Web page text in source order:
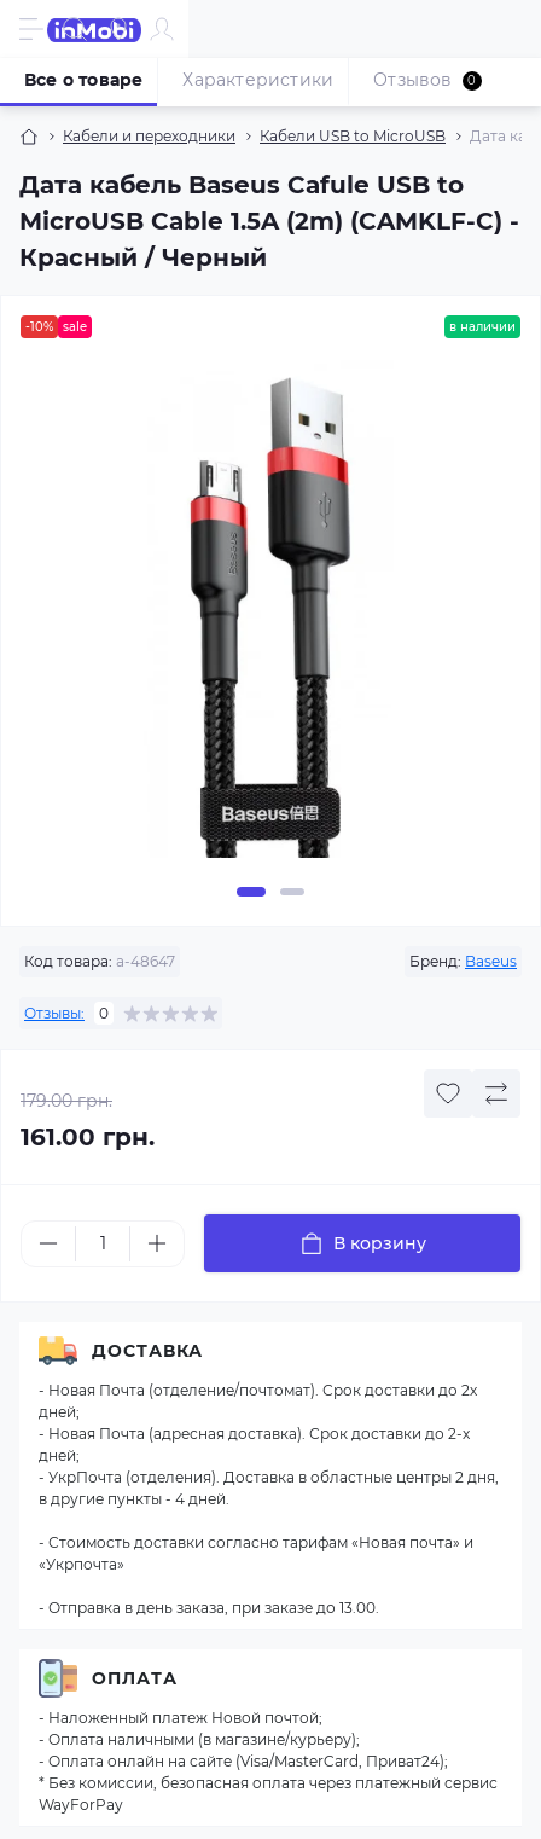
Кабели и переходники Кабели USB to MicroUSB Дата
Дата кабель Baseus Cafule USB to
MicroUSB Cable 1.5A (2m) (CAMKLF-C) -
Красный / Черный
Все о товаре Характеристики Отзывов 0
-10% sale в наличии
Код товара: a-48647 Бренд: Baseus
Отзывы: 0
179.00 грн.
161.00 грн.
В корзину
ДОСТАВКА
- Новая Почта (отделение/почтомат). Срок доставки до 2х
дней;
- Новая Почта (адресная доставка). Срок доставки до 2-х
дней;
- УкрПочта (отделения). Доставка в областные центры 2 дня,
в другие пункты - 4 дней.
- Стоимость доставки согласно тарифам «Новая почта» и
«Укрпочта»
- Отправка в день заказа, при заказе до 13.00.
ОПЛАТА
- Наложенный платеж Новой почтой;
- Оплата наличными (в магазине/курьеру);
- Оплата онлайн на сайте (Visa/MasterCard, Приват24);
* Без комиссии, безопасная оплата через платежный сервис
WayForPay